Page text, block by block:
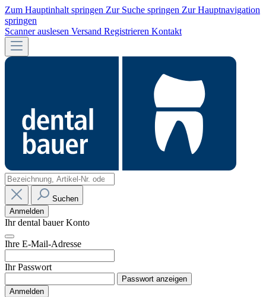
Zum Hauptinhalt springen Zur Suche springen Zur Hauptnavigation
springen
Scanner auslesen Versand Registrieren Kontakt
Suchen
Anmelden
Ihr dental bauer Konto
Ihre E-Mail-Adresse
Ihr Passwort
Passwort anzeigen
Anmelden